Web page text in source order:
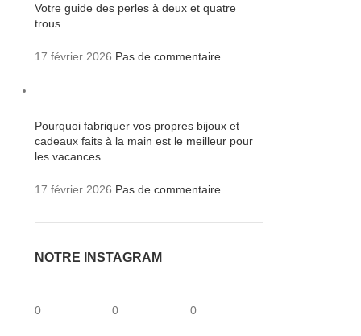
Votre guide des perles à deux et quatre
trous
17 février 2026 Pas de commentaire
Pourquoi fabriquer vos propres bijoux et
cadeaux faits à la main est le meilleur pour
les vacances
17 février 2026 Pas de commentaire
NOTRE INSTAGRAM
0 0 0